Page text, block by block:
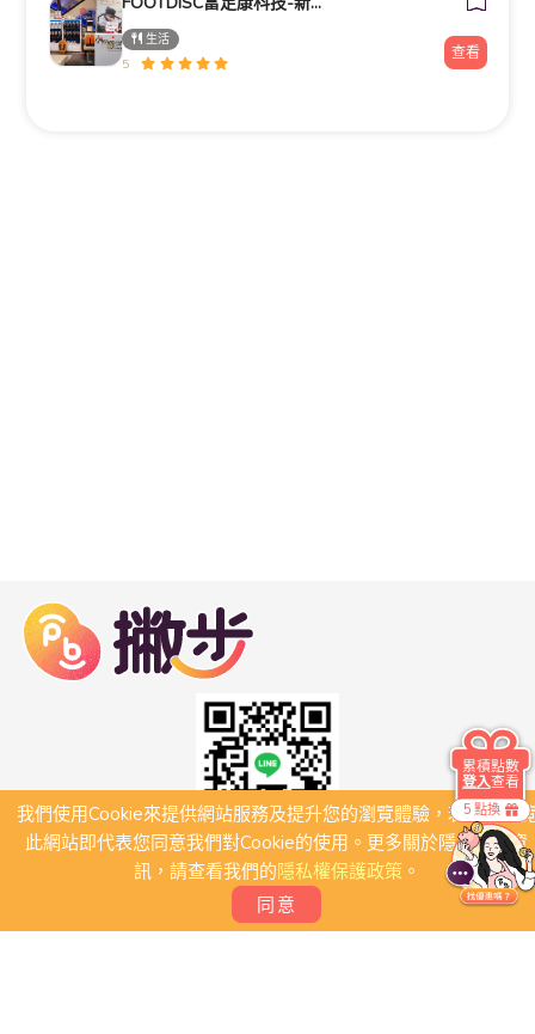
生活
5
查看
常見問題
聯絡我們
我們使用Cookie來提供網站服務及提升您的瀏覽體驗，若繼續瀏
此網站即代表您同意我們對Cookie的使用。更多關於隱私保護資
訊，請查看我們的隱私權保護政策。
同意
5 點換
累積點數
登入查看